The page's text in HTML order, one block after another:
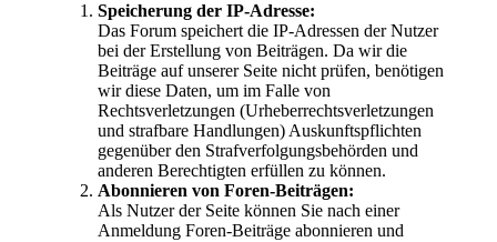
Speicherung der IP-Adresse:
Das Forum speichert die IP-Adressen der Nutzer
bei der Erstellung von Beiträgen. Da wir die
Beiträge auf unserer Seite nicht prüfen, benötigen
wir diese Daten, um im Falle von
Rechtsverletzungen (Urheberrechtsverletzungen
und strafbare Handlungen) Auskunftspflichten
gegenüber den Strafverfolgungsbehörden und
anderen Berechtigten erfüllen zu können.
Abonnieren von Foren-Beiträgen:
Als Nutzer der Seite können Sie nach einer
Anmeldung Foren-Beiträge abonnieren und